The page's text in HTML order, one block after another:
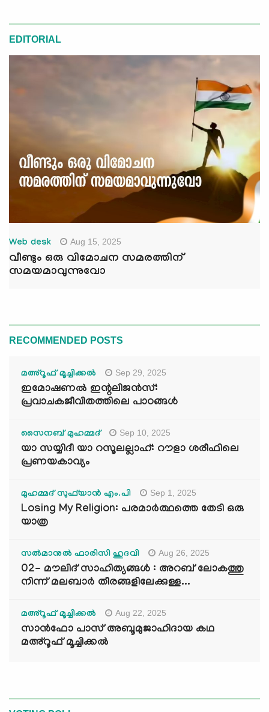
EDITORIAL
Web desk Aug 15, 2025
വീണ്ടും ഒരു വിമോചന സമരത്തിന്
സമയമാവുന്നുവോ
RECOMMENDED POSTS
മഅ്റൂഫ് മൂച്ചിക്കല്‍ Sep 29, 2025
ഇമോഷണൽ ഇന്റലിജൻസ്:
പ്രവാചകജീവിതത്തിലെ പാഠങ്ങൾ
സൈനബ് മുഹമ്മദ് Sep 10, 2025
യാ സയ്യിദീ യാ റസൂലല്ലാഹ്: റൗളാ ശരീഫിലെ
പ്രണയകാവ്യം
മുഹമ്മദ് സുഫ്‌യാൻ എം.പി Sep 1, 2025
Losing My Religion: പരമാർത്ഥത്തെ തേടി ഒരു
യാത്ര
സൽമാനുൽ ഫാരിസി ഹുദവി Aug 26, 2025
02- മൗലിദ് സാഹിത്യങ്ങൾ : അറബ് ലോകത്തു
നിന്ന് മലബാർ തീരങ്ങളിലേക്കുള്ള...
മഅ്റൂഫ് മൂച്ചിക്കല്‍ Aug 22, 2025
സാൻഫോ പാസ് അബൂമുജാഹിദായ കഥ
മഅ്റൂഫ് മൂച്ചിക്കല്‍